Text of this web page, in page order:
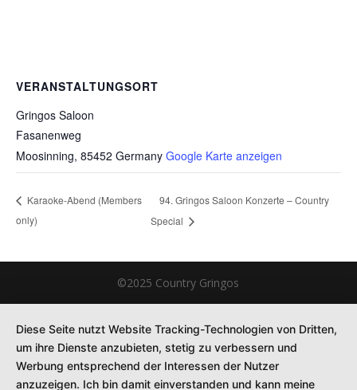
VERANSTALTUNGSORT
Gringos Saloon
Fasanenweg
Moosinning, 85452 Germany Google Karte anzeigen
Karaoke-Abend (Members
only)
94. Gringos Saloon Konzerte – Country
Special
©2025 Country Gringos
Diese Seite nutzt Website Tracking-Technologien von Dritten,
um ihre Dienste anzubieten, stetig zu verbessern und
Werbung entsprechend der Interessen der Nutzer
anzuzeigen. Ich bin damit einverstanden und kann meine